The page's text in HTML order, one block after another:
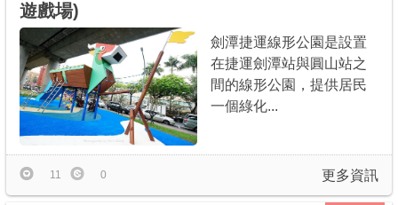
遊戲場)
劍潭捷運線形公園是設置
在捷運劍潭站與圓山站之
間的線形公園，提供居民
一個綠化...
更多資訊
11 0